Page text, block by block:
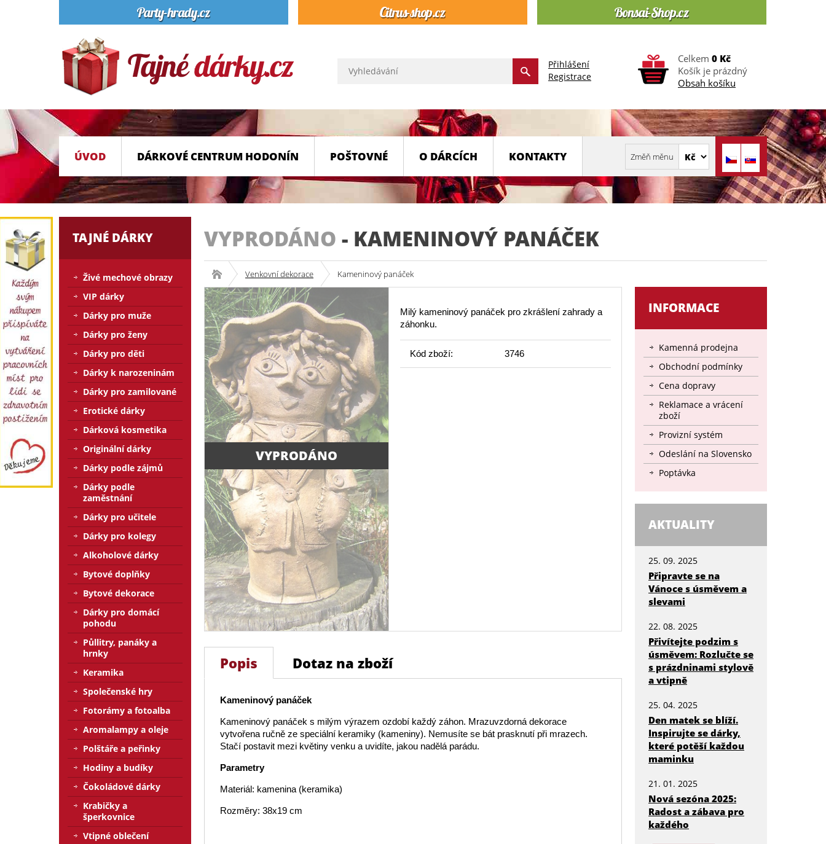
Přihlášení
Registrace
Celkem 0 Kč
Košík je prázdný
Obsah košíku
ÚVOD DÁRKOVÉ CENTRUM HODONÍN POŠTOVNÉ O DÁRCÍCH KONTAKTY
VYPRODÁNO - KAMENINOVÝ PANÁČEK
Venkovní dekorace Kameninový panáček
VYPRODÁNO
Milý kameninový panáček pro zkrášlení zahrady a
záhonku.
Kód zboží: 3746
Popis Dotaz na zboží
Kameninový panáček
Kameninový panáček s milým výrazem ozdobí každý záhon. Mrazuvzdorná dekorace
vytvořena ručně ze speciální keramiky (kameniny). Nemusíte se bát prasknutí při mrazech.
Stačí postavit mezi květiny venku a uvidíte, jakou nadělá parádu.
Parametry
Materiál: kamenina (keramika)
Rozměry: 38x19 cm
INFORMACE
Kamenná prodejna
Obchodní podmínky
Cena dopravy
Reklamace a vrácení
zboží
Provizní systém
Odeslání na Slovensko
Poptávka
AKTUALITY
25. 09. 2025
Připravte se na
Vánoce s úsměvem a
slevami
22. 08. 2025
Přivítejte podzim s
úsměvem: Rozlučte se
s prázdninami stylově
a vtipně
25. 04. 2025
Den matek se blíží.
Inspirujte se dárky,
které potěší každou
maminku
21. 01. 2025
Nová sezóna 2025:
Radost a zábava pro
každého
TAJNÉ DÁRKY
Živé mechové obrazy
VIP dárky
Dárky pro muže
Dárky pro ženy
Dárky pro děti
Dárky k narozeninám
Dárky pro zamilované
Erotické dárky
Dárková kosmetika
Originální dárky
Dárky podle zájmů
Dárky podle
zaměstnání
Dárky pro učitele
Dárky pro kolegy
Alkoholové dárky
Bytové doplňky
Bytové dekorace
Dárky pro domácí
pohodu
Půllitry, panáky a
hrnky
Keramika
Společenské hry
Fotorámy a fotoalba
Aromalampy a oleje
Polštáře a peřinky
Hodiny a budíky
Čokoládové dárky
Krabičky a
šperkovnice
Vtipné oblečení